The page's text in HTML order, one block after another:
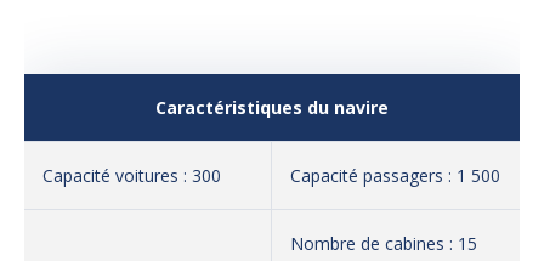
Caractéristiques du navire
Capacité voitures : 300 Capacité passagers : 1 500
Nombre de cabines : 15